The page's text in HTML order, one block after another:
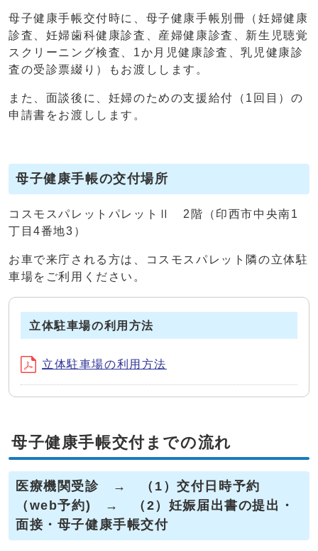
母子健康手帳交付時に、母子健康手帳別冊（妊婦健康
診査、妊婦歯科健康診査、産婦健康診査、新生児聴覚
スクリーニング検査、1か月児健康診査、乳児健康診
査の受診票綴り）もお渡しします。
また、面談後に、妊婦のための支援給付（1回目）の
申請書をお渡しします。
母子健康手帳の交付場所
コスモスパレットパレットⅡ 2階（印西市中央南1
丁目4番地3）
お車で来庁される方は、コスモスパレット隣の立体駐
車場をご利用ください。
立体駐車場の利用方法
立体駐車場の利用方法
母子健康手帳交付までの流れ
医療機関受診 → （1）交付日時予約
（web予約) → （2）妊娠届出書の提出・
面接・母子健康手帳交付